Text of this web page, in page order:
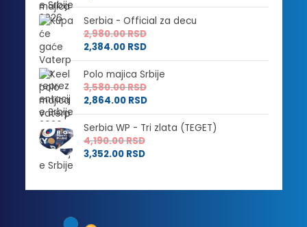
Serbia - Official za decu
2,980.00RSD
2,384.00 RSD
Polo majica Srbije
3,580.00RSD
2,864.00 RSD
Serbia WP - Tri zlata (TEGET)
4,190.00RSD
3,352.00 RSD